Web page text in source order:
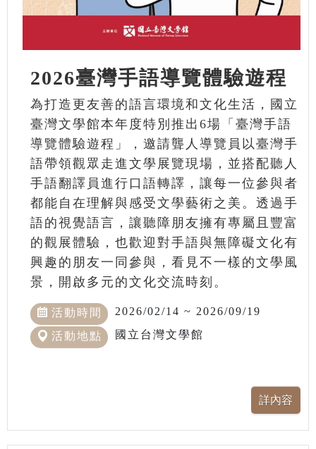
2026臺灣手語導覽體驗遊程
為打造更友善的語言環境和文化生活，國立
臺灣文學館本年度特別推出6場「臺灣手語
導覽體驗遊程」，邀請聾人導覽員以臺灣手
語帶領觀眾走進文學展覽現場，並搭配聽人
手語翻譯員進行口語轉譯，讓每一位參與者
都能自在理解與感受文學藝術之美。透過手
語的視覺語言，讓聽障朋友擁有專屬且豐富
的觀展體驗，也歡迎對手語與無障礙文化有
興趣的朋友一同參與，看見不一樣的文學風
景，開啟多元的文化交流時刻。
活動時間 2026/02/14 ~ 2026/09/19
活動地點 國立台灣文學館